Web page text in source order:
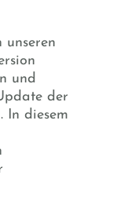
unseren
und
der
In diesem